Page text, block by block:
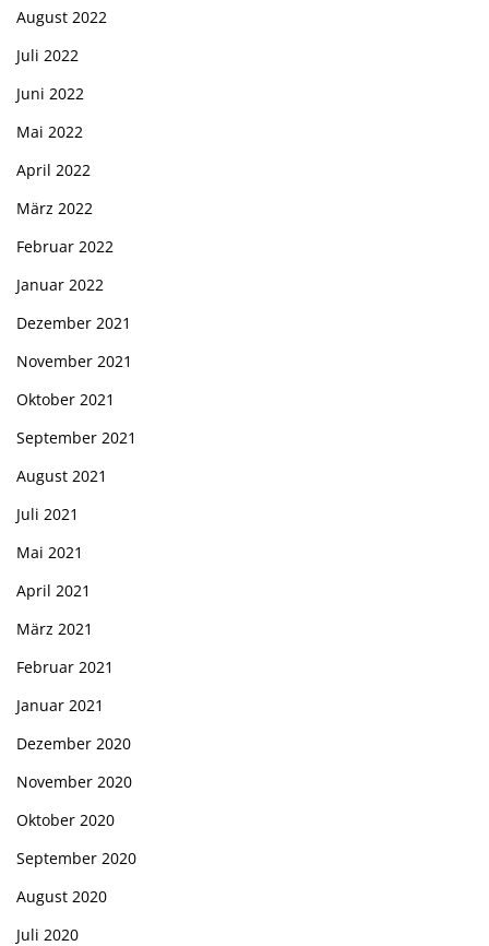
August 2022
Juli 2022
Juni 2022
Mai 2022
April 2022
März 2022
Februar 2022
Januar 2022
Dezember 2021
November 2021
Oktober 2021
September 2021
August 2021
Juli 2021
Mai 2021
April 2021
März 2021
Februar 2021
Januar 2021
Dezember 2020
November 2020
Oktober 2020
September 2020
August 2020
Juli 2020